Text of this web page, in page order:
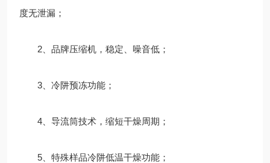
度无泄漏；
2、品牌压缩机，稳定、噪音低；
3、冷阱预冻功能；
4、导流筒技术，缩短干燥周期；
5、特殊样品冷阱低温干燥功能；